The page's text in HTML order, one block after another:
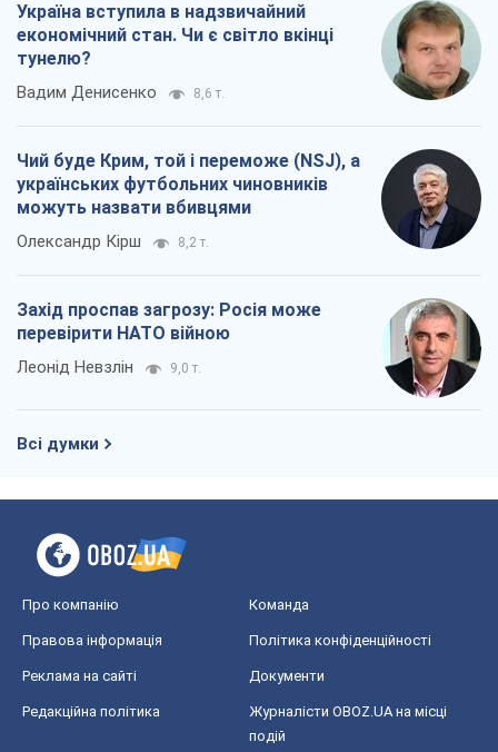
Україна вступила в надзвичайний
економічний стан. Чи є світло вкінці
тунелю?
Вадим Денисенко 8,6 т.
Чий буде Крим, той і переможе (NSJ), а
українських футбольних чиновників
можуть назвати вбивцями
Олександр Кірш 8,2 т.
Захід проспав загрозу: Росія може
перевірити НАТО війною
Леонід Невзлін 9,0 т.
Всі думки
Про компанію Команда
Правова інформація Політика конфіденційності
Реклама на сайті Документи
Редакційна політика
Журналісти OBOZ.UA на місці
подій